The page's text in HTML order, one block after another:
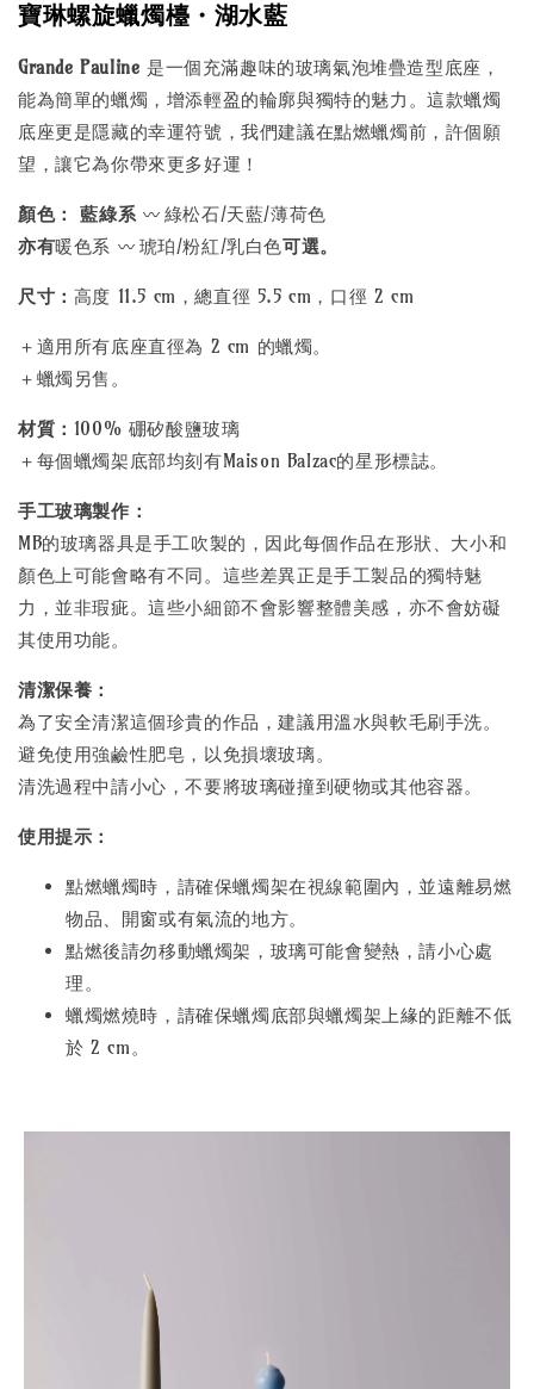
寶琳螺旋蠟燭檯・湖水藍
Grande Pauline 是一個充滿趣味的玻璃氣泡堆疊造型底座，
能為簡單的蠟燭，增添輕盈的輪廓與獨特的魅力。這款蠟燭
底座更是隱藏的幸運符號，我們建議在點燃蠟燭前，許個願
望，讓它為你帶來更多好運！
顏色： 藍綠系 〰️ 綠松石/天藍/薄荷色
亦有暖色系 〰️ 琥珀/粉紅/乳白色可選。
尺寸： 高度 11.5 cm，總直徑 5.5 cm，口徑 2 cm
＋適用所有底座直徑為 2 cm 的蠟燭。
＋蠟燭另售。
材質： 100% 硼矽酸鹽玻璃
＋每個蠟燭架底部均刻有Maison Balzac的星形標誌。
手工玻璃製作：
MB的玻璃器具是手工吹製的，因此每個作品在形狀、大小和
顏色上可能會略有不同。這些差異正是手工製品的獨特魅
力，並非瑕疵。這些小細節不會影響整體美感，亦不會妨礙
其使用功能。
清潔保養：
為了安全清潔這個珍貴的作品，建議用溫水與軟毛刷手洗。
避免使用強鹼性肥皂，以免損壞玻璃。
清洗過程中請小心，不要將玻璃碰撞到硬物或其他容器。
使用提示：
點燃蠟燭時，請確保蠟燭架在視線範圍內，並遠離易燃
物品、開窗或有氣流的地方。
點燃後請勿移動蠟燭架，玻璃可能會變熱，請小心處
理。
蠟燭燃燒時，請確保蠟燭底部與蠟燭架上緣的距離不低
於 2 cm。